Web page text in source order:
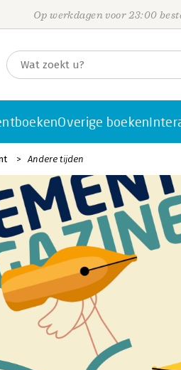
Op werkdagen voor 23:00
Overige boeken
Andere tijden